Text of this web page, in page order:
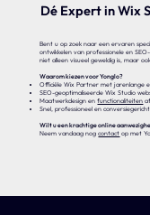
Bent u op zoek naar een ervaren
ontwikkelen van professionele en
niet alleen visueel geweldig is, maar
Waarom kiezen voor Yonglo?
Officiële Wix Partner met jarenlange
SEO-geoptimaliseerde Wix Studio
Maatwerkdesign enfunctionaliteiten
Snel, professioneel en conversiegericht
Wilt u een krachtige online
Neem vandaag nogcontact op met
Dé Expert in Wix